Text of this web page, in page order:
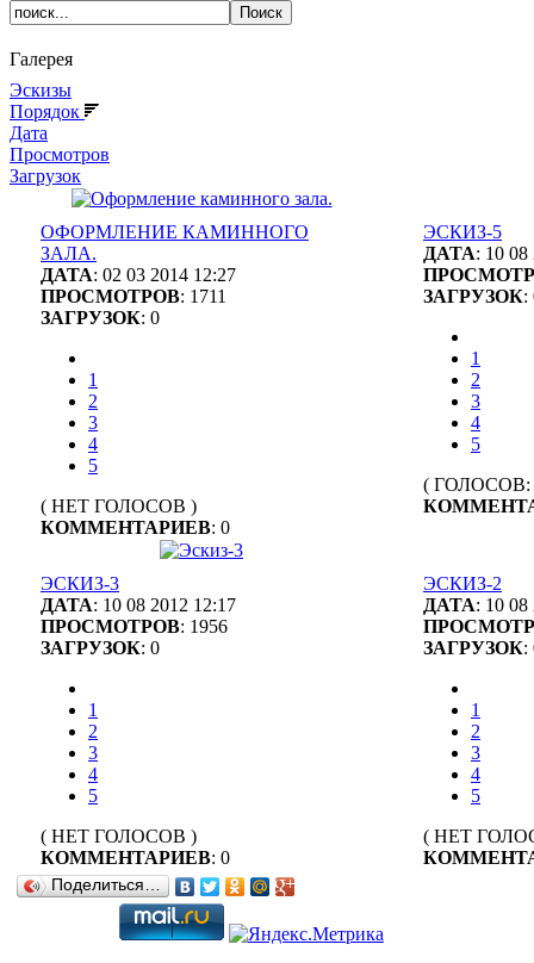
Галерея
Эскизы
Порядок
Дата
Просмотров
Загрузок
ОФОРМЛЕНИЕ КАМИННОГО
ЗАЛА.
ДАТА: 02 03 2014 12:27
ПРОСМОТРОВ: 1711
ЗАГРУЗОК: 0
1
2
3
4
5
( НЕТ ГОЛОСОВ )
КОММЕНТАРИЕВ: 0
ЭСКИЗ-5
ДАТА: 10 08
ЗАГРУЗОК:
1
2
3
4
5
( ГОЛОСОВ:
ЭСКИЗ-3
ДАТА: 10 08 2012 12:17
ПРОСМОТРОВ: 1956
ЗАГРУЗОК: 0
1
2
3
4
5
( НЕТ ГОЛОСОВ )
КОММЕНТАРИЕВ: 0
ЭСКИЗ-2
ДАТА: 10 08
ЗАГРУЗОК:
1
2
3
4
5
( НЕТ
Поделиться…